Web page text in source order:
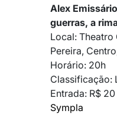
Alex
guerras, a
Local: Theatro
Pereira,
Horário: 20h
Classificação:
Entrada: R$ 20
Sympla